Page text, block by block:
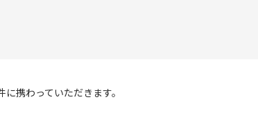
携わっていただきます。